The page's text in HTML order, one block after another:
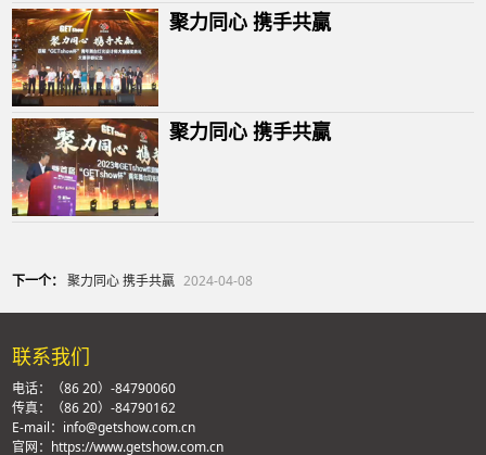
聚力同心 携手共贏
聚力同心 携手共贏
下一个： 聚力同心 携手共贏 2024-04-08
联系我们
电话：（86 20）-84790060
传真：（86 20）-84790162
E-mail：info@getshow.com.cn
官网：https://www.getshow.com.cn